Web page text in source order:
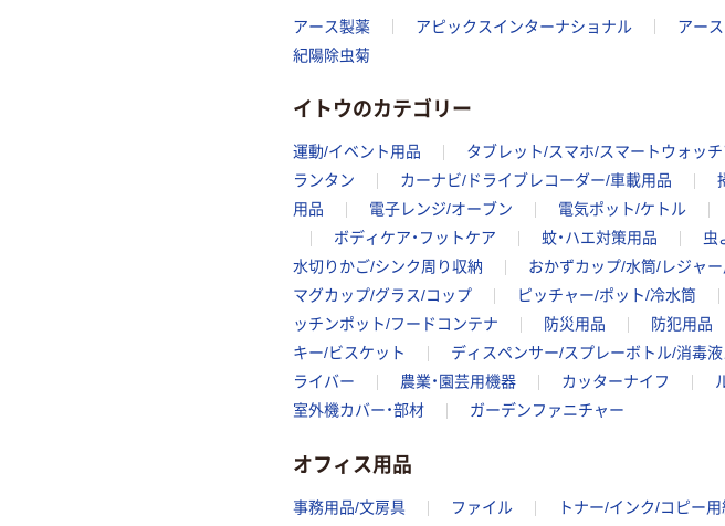
アース製薬 アピックスインターナショナル アース
紀陽除虫菊
イトウのカテゴリー
運動/イベント用品 タブレット/スマホ/スマートウォッ
ランタン
カーナビ/ドライブレコーダー/車載用品
用品
電子レンジ/オーブン 電気ポット/ケトル
ボディケア・フットケア
蚊・ハエ対策用品 虫
水切りかご/シンク周り収納
おかずカップ/水筒/レジャ
マグカップ/グラス/コップ
ピッチャー/ポット/冷水筒
ッチンポット/フードコンテナ
防災用品 防犯用品
キー/ビスケット
ディスペンサー/スプレーボトル/消毒
ライバー
農業・園芸用機器 カッターナイフ
室外機カバー・部材
ガーデンファニチャー
オフィス用品
事務用品/文房具 ファイル トナー/インク/コピー用